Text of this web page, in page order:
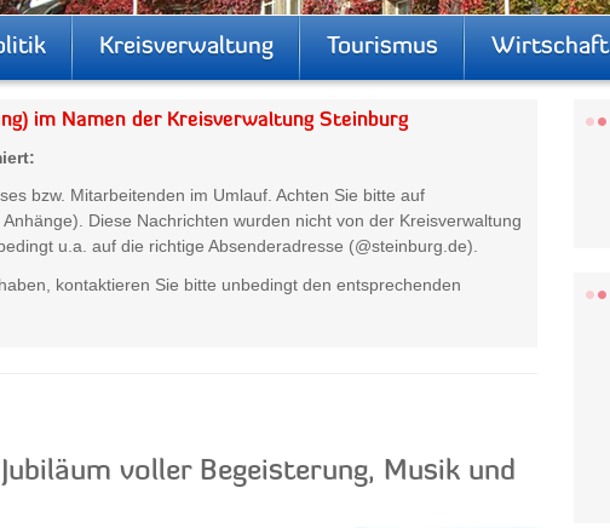
Kreisverwaltung Tourismus Wirtschaft
im Namen der Kreisverwaltung Steinburg
bzw. Mitarbeitenden im Umlauf. Achten Sie bitte auf
Diese Nachrichten wurden nicht von der Kreisverwaltung
u.a. auf die richtige Absenderadresse (@steinburg.de).
kontaktieren Sie bitte unbedingt den entsprechenden
voller Begeisterung, Musik und